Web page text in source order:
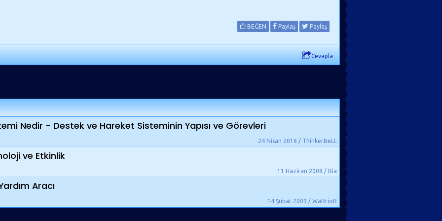
BEĞEN Paylaş Paylaş
Cevapla
Nedir - Destek ve Hareket Sisteminin Yapısı ve Görevleri
24 Nisan 2016 / ThinkerBeLL
ve Etkinlik
11 Haziran 2008 / Bia
Aracı
14 Şubat 2009 / WaRrioR